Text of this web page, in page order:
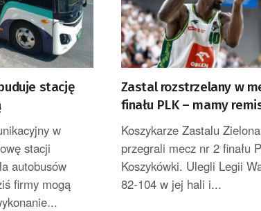
stację
w
stacji
autobusów
firmy mogą
Zastal rozstrzelany w
finału PLK – mamy
mecze w CRS-ie
Koszykarze Zastalu
przegrali mecz nr 2 finału
Koszykówki. Ulegli Legii
82-104 w jej hali i...